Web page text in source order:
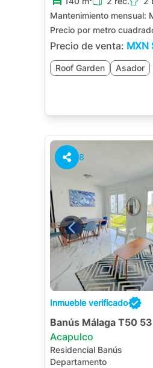
Mantenimiento mensual:
Precio por metro
Precio de venta: MXN
Roof Garden Asador
8
Inmueble verificado
Banús Málaga T50 53
Acapulco
Residencial Banús
Departamento